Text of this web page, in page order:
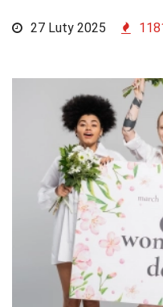
27 Luty 2025